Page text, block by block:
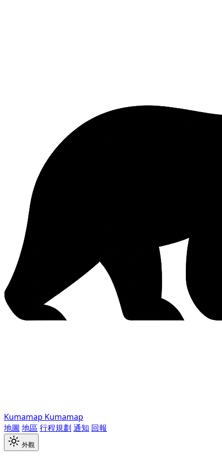
Kumamap Kumamap
地圖 地區 行程規劃 通知 回報
外觀